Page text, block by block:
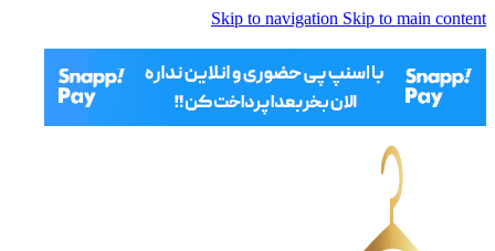
Skip to navigation Skip to main content